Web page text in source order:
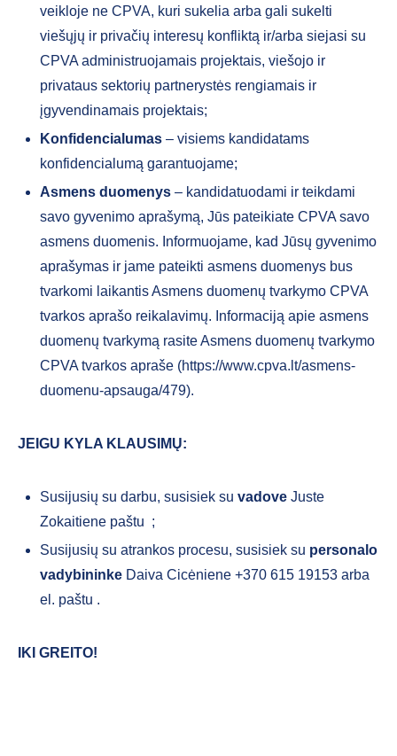
veikloje ne CPVA, kuri sukelia arba gali sukelti
viešųjų ir privačių interesų konfliktą ir/arba siejasi su
CPVA administruojamais projektais, viešojo ir
privataus sektorių partnerystės rengiamais ir
įgyvendinamais projektais;
Konfidencialumas – visiems kandidatams
konfidencialumą garantuojame;
Asmens duomenys – kandidatuodami ir teikdami
savo gyvenimo aprašymą, Jūs pateikiate CPVA savo
asmens duomenis. Informuojame, kad Jūsų gyvenimo
aprašymas ir jame pateikti asmens duomenys bus
tvarkomi laikantis Asmens duomenų tvarkymo CPVA
tvarkos aprašo reikalavimų. Informaciją apie asmens
duomenų tvarkymą rasite Asmens duomenų tvarkymo
CPVA tvarkos apraše (https://www.cpva.lt/asmens-
duomenu-apsauga/479).
JEIGU KYLA KLAUSIMŲ:
Susijusių su darbu, susisiek su vadove Juste
Zokaitiene paštu ;
Susijusių su atrankos procesu, susisiek su personalo
vadybininke Daiva Cicėniene +370 615 19153 arba
el. paštu .
IKI GREITO!